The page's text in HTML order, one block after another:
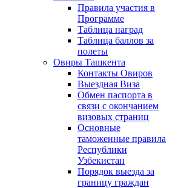
Правила участия в
Программе
Таблица наград
Таблица баллов за
полеты
Овиры Ташкента
Контакты Овиров
Выездная Виза
Обмен паспорта в
связи с окончанием
визовых страниц
Основные
таможенные правила
Республики
Узбекистан
Порядок выезда за
границу граждан